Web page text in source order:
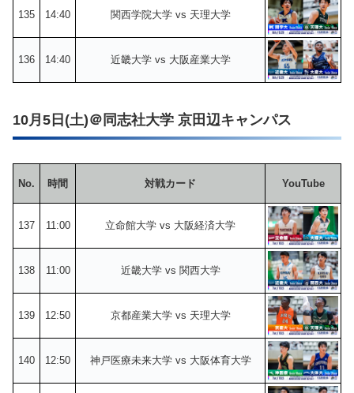
135 14:40 関西学院大学 vs 天理大学
136 14:40 近畿大学 vs 大阪産業大学
10月5日(土)＠同志社大学 京田辺キャンパス
No. 時間 対戦カード YouTube
137 11:00 立命館大学 vs 大阪経済大学
138 11:00 近畿大学 vs 関西大学
139 12:50 京都産業大学 vs 天理大学
140 12:50 神戸医療未来大学 vs 大阪体育大学